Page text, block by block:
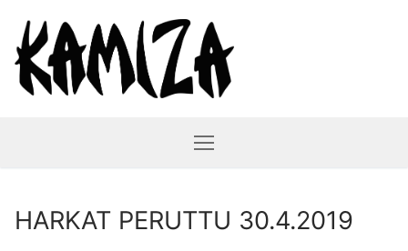
sisältöön
HARKAT PERUTTU 30.4.2019